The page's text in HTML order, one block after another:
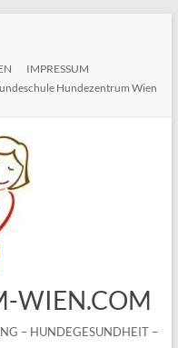
IMPRESSUM
Hundezentrum Wien
WIEN.COM
– HUNDEGESUNDHEIT –